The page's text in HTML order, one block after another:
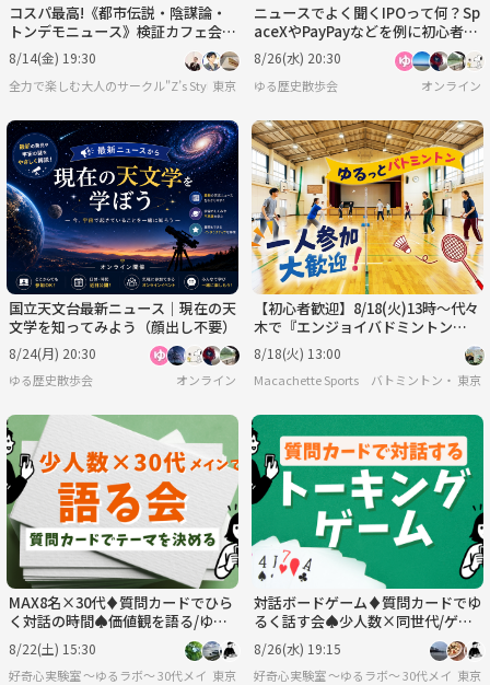
コスパ最高!《都市伝説・陰謀論・
トンデモニュース》検証カフェ会～
@一軒家カフェ
8/14(金) 19:30
全力で楽しむ大人のサークル"Z’s Style"東京
ニュースでよく聞くIPOって何？Sp
aceXやPayPayなどを例に初心者向
けにニュースを解説（夫婦で出ま
す）
8/26(水) 20:30
ゆる歴史散歩会 オンライン
国立天文台最新ニュース｜現在の天
文学を知ってみよう（顔出し不要）
8/24(月) 20:30
ゆる歴史散歩会 オンライン
【初心者歓迎】8/18(火)13時〜代々
木で『エンジョイバドミントン
🏸』試合中心のゆる交流イベン
ト！お一人様大歓迎♪
8/18(火) 13:00
Macachette Sports バトミントン・フッ
東京
MAX8名×30代♦️質問カードでひら
く対話の時間♠価値観を語る/ゆる
哲学
8/22(土) 15:30
好奇心実験室 ～ゆるラボ～ 30代メイン東京
対話ボードゲーム♦️質問カードでゆ
るく話す会♠少人数×同世代/ゲー
ム感覚でゆるく/初対面でも会話し
やすい
8/26(水) 19:15
好奇心実験室 ～ゆるラボ～ 30代メイン東京